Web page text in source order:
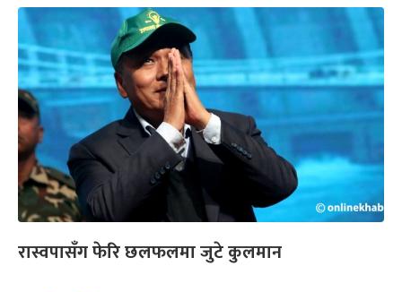
रास्वपासँग फेरि छलफलमा जुटे कुलमान